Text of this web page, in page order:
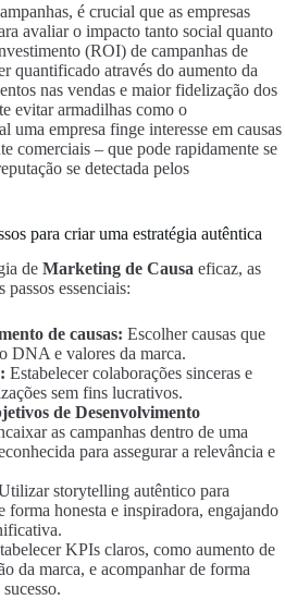
é crucial que as empresas
avaliar o impacto tanto social quanto
(ROI) de campanhas de
quantificado através do aumento da
nas vendas e maior fidelização dos
evitar armadilhas como o
uma empresa finge interesse em causas
comerciais – que pode rapidamente se
se detectada pelos
para criar uma estratégia autêntica
de Marketing de Causa eficaz, as
passos essenciais:
de causas: Escolher causas que
DNA e valores da marca.
Estabelecer colaborações sinceras e
sem fins lucrativos.
de Desenvolvimento
as campanhas dentro de uma
para assegurar a relevância e
storytelling autêntico para
forma honesta e inspiradora, engajando
KPIs claros, como aumento de
da marca, e acompanhar de forma